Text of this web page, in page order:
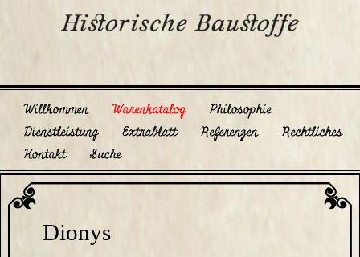
Willkommen Warenkatalog
Philosophie
Dienstleistung
Extrablatt Referenzen
Rechtliches
Kontakt
Suche
Dionys